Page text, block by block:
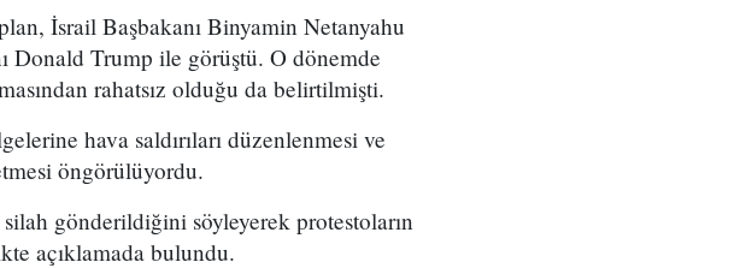
İsrail Başbakanı Binyamin Netanyahu
Donald Trump ile görüştü. O dönemde
rahatsız olduğu da belirtilmişti.
hava saldırıları düzenlenmesi ve
öngörülüyordu.
gönderildiğini söyleyerek protestoların
açıklamada bulundu.